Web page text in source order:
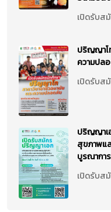
เปิดรับส
ปริญญาโ
ความปล
เปิดรับส
ปริญญาเ
สุขภาพแ
บูรณาการ
เปิดรับส